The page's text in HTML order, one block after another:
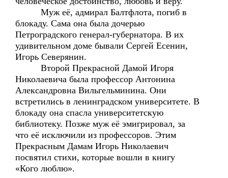
Муж её, адмирал Балтфлота, погиб в
блокаду. Сама она была дочерью
Петроградского генерал-губернатора. В их
удивительном доме бывали Сергей Есенин,
Игорь Северянин.
Второй Прекрасной Дамой Игоря
Николаевича была профессор Антонина
Александровна Вильгельминина. Они
встретились в ленинградском университете. В
блокаду она спасла университетскую
библиотеку. Позже муж её эмигрировал, за
что её исключили из профессоров. Этим
Прекрасным Дамам Игорь Николаевич
посвятил стихи, которые вошли в книгу
«Кого люблю».